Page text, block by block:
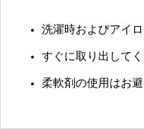
洗濯時およびアイ
すぐに取り出して
柔軟剤の使用はお避